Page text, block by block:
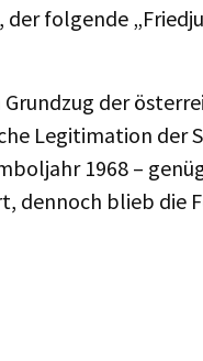
folgende
der
Legitimation der
1968 –
dennoch blieb die